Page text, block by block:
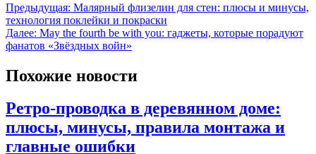
Предыдущая: Малярный флизелин для стен: плюсы и минусы,
технология поклейки и покраски
Далее: May the fourth be with you: гаджеты, которые порадуют
фанатов «Звёздных войн»
Похожие новости
Ретро-проводка в деревянном доме:
плюсы, минусы, правила монтажа и
главные ошибки